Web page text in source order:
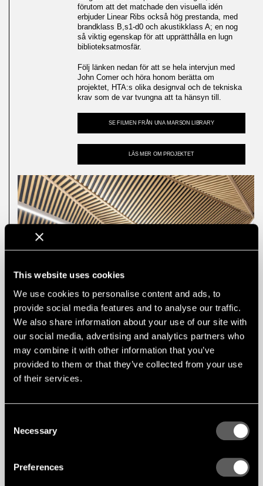
This website uses cookies
We use cookies to personalise content and ads, to
provide social media features and to analyse our traffic.
We also share information about your use of our site with
our social media, advertising and analytics partners who
may combine it with other information that you’ve
provided to them or that they’ve collected from your use
of their services.
Selection
Necessary
Preferences
förutom att det matchade den visuella idén
erbjuder Linear Ribs också hög prestanda, med
brandklass B,s1-d0 och akustikklass A; en nog
så viktig egenskap för att upprätthålla en lugn
biblioteksatmosfär.
Följ länken nedan för att se hela intervjun med
John Comer och höra honom berätta om
projektet, HTA:s olika designval och de tekniska
krav som de var tvungna att ta hänsyn till.
SE FILMEN FRÅN UNA MARSON LIBRARY
LÄS MER OM PROJEKTET